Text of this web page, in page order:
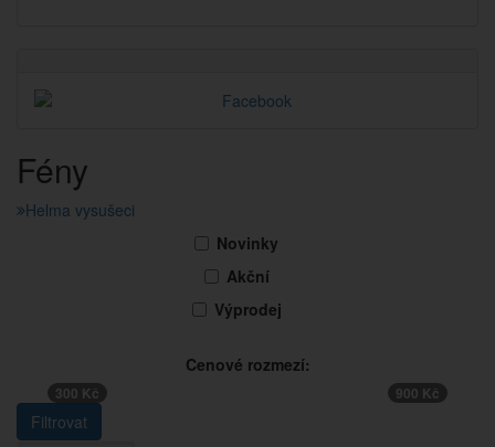
Fény
Helma vysušeci
Novinky
Akční
Výprodej
Cenové rozmezí:
300 Kč 900 Kč